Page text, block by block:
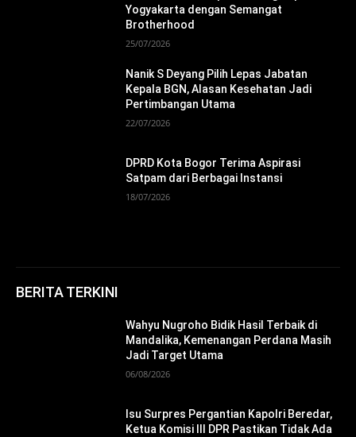
Yogyakarta dengan Semangat
Brotherhood
25/07/2026
Nanik S Deyang Pilih Lepas Jabatan
Kepala BGN, Alasan Kesehatan Jadi
Pertimbangan Utama
22/07/2026
DPRD Kota Bogor Terima Aspirasi
Satpam dari Berbagai Instansi
18/07/2026
BERITA TERKINI
Wahyu Nugroho Bidik Hasil Terbaik di
Mandalika, Kemenangan Perdana Masih
Jadi Target Utama
06/08/2026
Isu Surpres Pergantian Kapolri Beredar,
Ketua Komisi III DPR Pastikan Tidak Ada